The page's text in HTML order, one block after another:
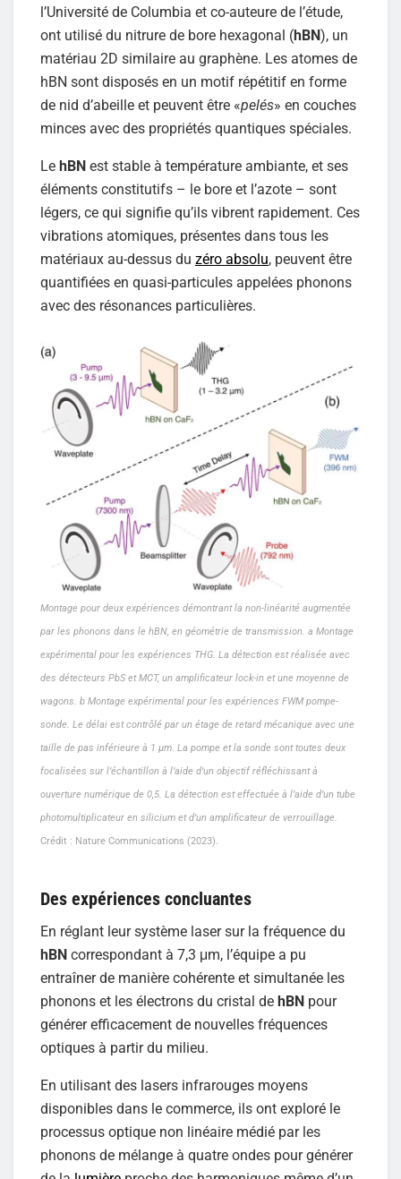
l’Université de Columbia et co-auteure de l’étude,
ont utilisé du nitrure de bore hexagonal (hBN), un
matériau 2D similaire au graphène. Les atomes de
hBN sont disposés en un motif répétitif en forme
de nid d’abeille et peuvent être «pelés» en couches
minces avec des propriétés quantiques spéciales.
Le hBN est stable à température ambiante, et ses
éléments constitutifs – le bore et l’azote – sont
légers, ce qui signifie qu’ils vibrent rapidement. Ces
vibrations atomiques, présentes dans tous les
matériaux au-dessus du zéro absolu, peuvent être
quantifiées en quasi-particules appelées phonons
avec des résonances particulières.
Montage pour deux expériences démontrant la non-linéarité augmentée
par les phonons dans le hBN, en géométrie de transmission. a Montage
expérimental pour les expériences THG. La détection est réalisée avec
des détecteurs PbS et MCT, un amplificateur lock-in et une moyenne de
wagons. b Montage expérimental pour les expériences FWM pompe-
sonde. Le délai est contrôlé par un étage de retard mécanique avec une
taille de pas inférieure à 1 µm. La pompe et la sonde sont toutes deux
focalisées sur l’échantillon à l’aide d’un objectif réfléchissant à
ouverture numérique de 0,5. La détection est effectuée à l’aide d’un tube
photomultiplicateur en silicium et d’un amplificateur de verrouillage.
Crédit : Nature Communications (2023).
Des expériences concluantes
En réglant leur système laser sur la fréquence du
hBN correspondant à 7,3 μm, l’équipe a pu
entraîner de manière cohérente et simultanée les
phonons et les électrons du cristal de hBN pour
générer efficacement de nouvelles fréquences
optiques à partir du milieu.
En utilisant des lasers infrarouges moyens
disponibles dans le commerce, ils ont exploré le
processus optique non linéaire médié par les
phonons de mélange à quatre ondes pour générer